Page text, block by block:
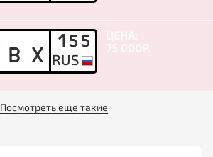
B X
155
ЦЕНА:
75 000Р.
Посмотреть еще такие